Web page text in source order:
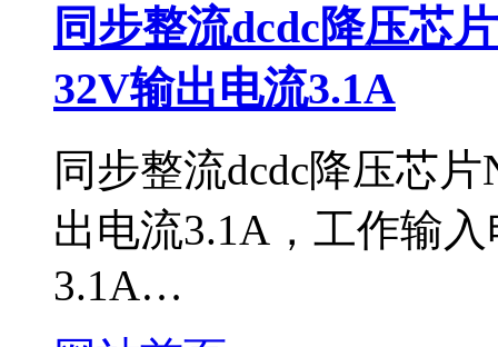
同步整流dcdc降压芯
32V输出电流3.1A
同步整流dcdc降压芯
出电流3.1A，工作输
3.1A…